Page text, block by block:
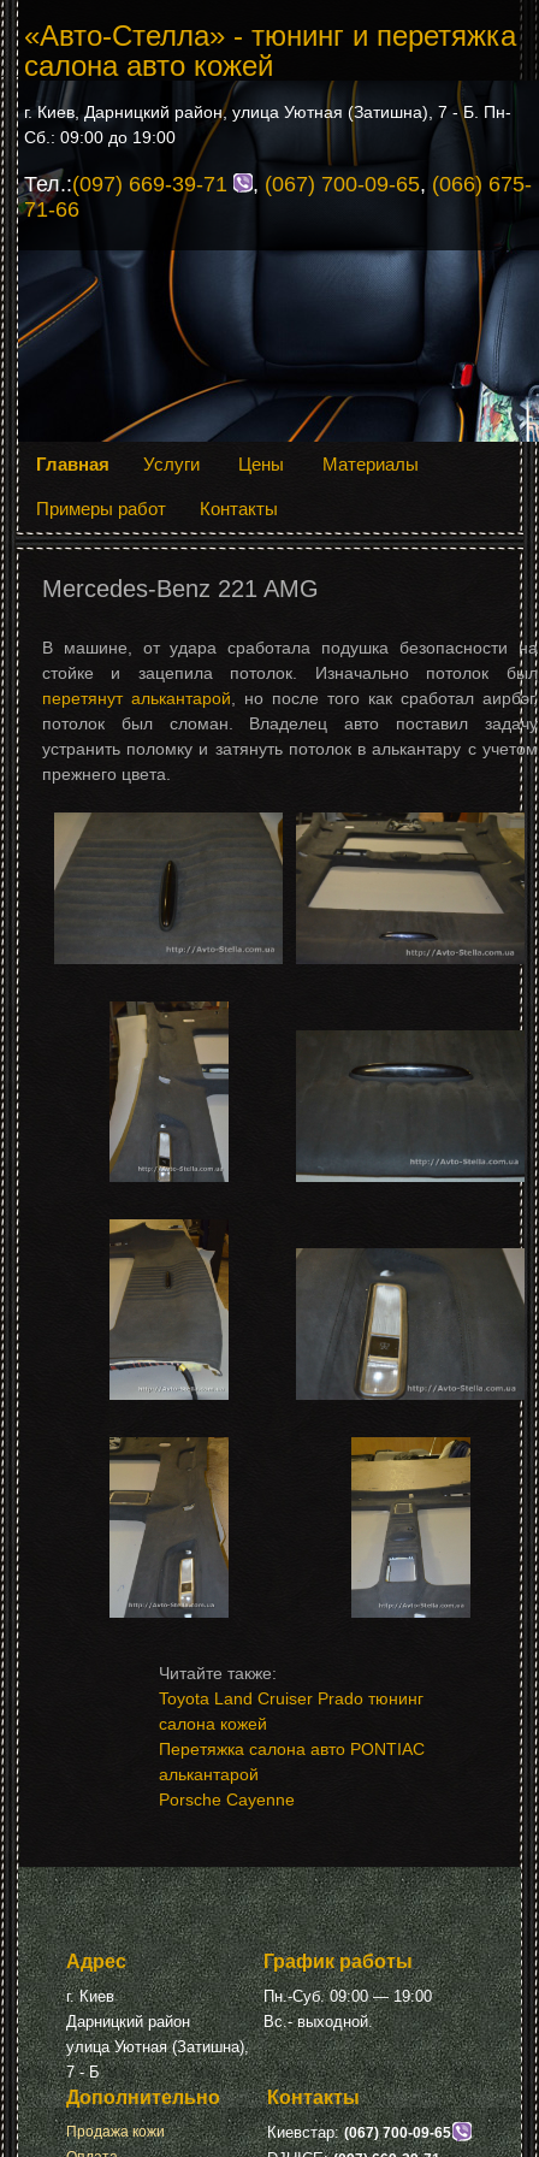
«Авто-Стелла» - тюнинг и перетяжка
салона авто кожей
г. Киев, Дарницкий район, улица Уютная (Затишна), 7 - Б. Пн-
Сб.: 09:00 до 19:00
Тел.:(097) 669-39-71 , (067) 700-09-65, (066) 675-
71-66
Главная Услуги Цены Материалы
Примеры работ Контакты
Mercedes-Benz 221 AMG
В машине, от удара сработала подушка безопасности на
стойке и зацепила потолок. Изначально потолок был
перетянут алькантарой , но после того как сработал аирбэг,
потолок был сломан. Владелец авто поставил задачу
устранить поломку и затянуть потолок в алькантару с учетом
прежнего цвета.
Toyota Land Cruiser Prado тюнинг
салона кожей
Перетяжка салона авто PONTIAC
алькантарой
Porsche Cayenne
Адрес
г. Киев
Дарницкий район
улица Уютная (Затишна),
7 - Б
График работы
Пн.-Суб. 09:00 — 19:00
Вс.- выходной.
Дополнительно
Продажа кожи
Контакты
Киевстар:(067) 700-09-65